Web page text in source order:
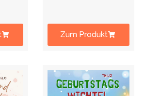
Zum Produkt